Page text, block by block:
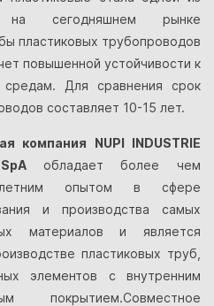
на сегодняшнем рынке
пластиковых трубопроводов
повышенной устойчивости к
Для сравнения срок
составляет 10-15 лет.
компания NUPI INDUSTRIE
SpA обладает более чем
опытом в сфере
и производства самых
материалов и является
пластиковых труб,
элементов с внутренним
покрытием.Совместное